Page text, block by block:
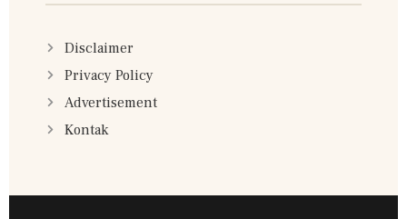
Disclaimer
Privacy Policy
Advertisement
Kontak